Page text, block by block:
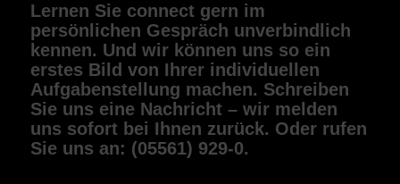
Lernen Sie connect gern im
persönlichen Gespräch unverbindlich
kennen. Und wir können uns so ein
erstes Bild von Ihrer individuellen
Aufgaben­stellung machen. Schreiben
Sie uns eine Nachricht – wir melden
uns sofort bei Ihnen zurück. Oder rufen
Sie uns an: (05561) 929-0.